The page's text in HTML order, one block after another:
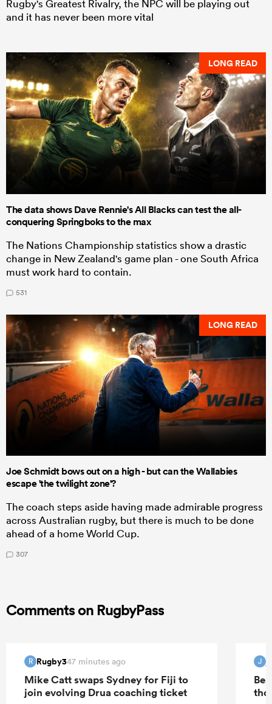
Rugby's Greatest Rivalry, the NPC will be playing out
and it has never been more vital
LONG READ
The data shows Dave Rennie's All Blacks can test the all-
conquering Springboks to the max
The Nations Championship statistics show a drastic
change in New Zealand's game plan - one South Africa
must work hard to contain.
531
LONG READ
Joe Schmidt bows out on a high - but can the Wallabies
escape 'the twilight zone'?
The coach steps aside having made admirable progress
across Australian rugby, but there is much to be done
ahead of a home World Cup.
307
Comments on RugbyPass
R Rugby347 minutes ago
Mike Catt swaps Sydney for Fiji to
join evolving Drua coaching ticket
J